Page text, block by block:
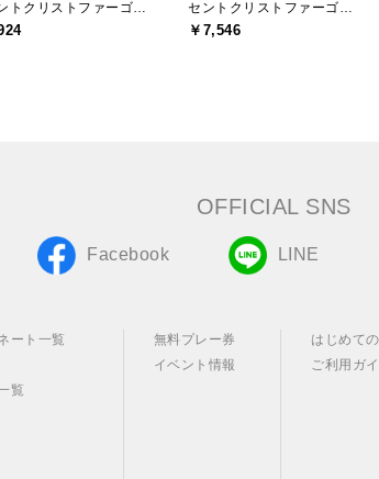
￥7,546
OFFICIAL SNS
Facebook LINE
ート一覧
覧
無料プレー券
イベント情報
はじめて
ご利用ガ